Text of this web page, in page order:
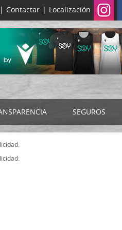
| Contactar | Localización
2024
SEGUROS
SEGURO